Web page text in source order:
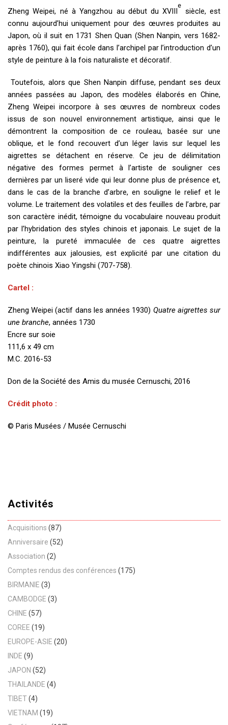
Zheng Weipei, né à Yangzhou au début du XVIII
e
siècle, est
connu aujourd’hui uniquement pour des œuvres produites au
Japon, où il suit en 1731 Shen Quan (Shen Nanpin, vers 1682-
après 1760), qui fait école dans l’archipel par l’introduction d’un
style de peinture à la fois naturaliste et décoratif.
Toutefois, alors que Shen Nanpin diffuse, pendant ses deux
années passées au Japon, des modèles élaborés en Chine,
Zheng Weipei incorpore à ses œuvres de nombreux codes
issus de son nouvel environnement artistique, ainsi que le
démontrent la composition de ce rouleau, basée sur une
oblique, et le fond recouvert d’un léger lavis sur lequel les
aigrettes se détachent en réserve. Ce jeu de délimitation
négative des formes permet à l’artiste de souligner ces
dernières par un liseré vide qui leur donne plus de présence et,
dans le cas de la branche d’arbre, en souligne le relief et le
volume. Le traitement des volatiles et des feuilles de l’arbre, par
son caractère inédit, témoigne du vocabulaire nouveau produit
par l’hybridation des styles chinois et japonais. Le sujet de la
peinture, la pureté immaculée de ces quatre aigrettes
indifférentes aux jalousies, est explicité par une citation du
poète chinois Xiao Yingshi (707-758).
Cartel :
Zheng Weipei (actif dans les années 1930) Quatre aigrettes sur
une branche, années 1730
Encre sur soie
111,6 x 49 cm
M.C. 2016-53
Don de la Société des Amis du musée Cernuschi, 2016
Crédit photo :
© Paris Musées / Musée Cernuschi
Activités
Acquisitions (87)
Anniversaire (52)
Association (2)
Comptes rendus des conférences (175)
BIRMANIE (3)
CAMBODGE (3)
CHINE (57)
COREE (19)
EUROPE-ASIE (20)
INDE (9)
JAPON (52)
THAILANDE (4)
TIBET(4)
VIETNAM (19)